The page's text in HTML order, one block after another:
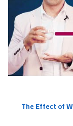
The Effect of